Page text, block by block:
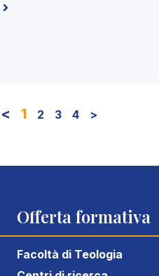
< 1 2 3 4 >
Offerta formativa
Facoltà di Teologia